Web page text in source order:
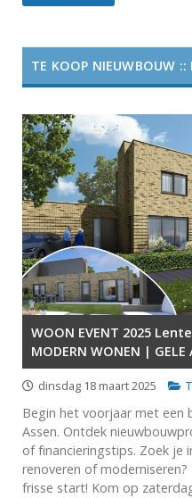
TE KOOP NIEUWBOUW ::
WOON EVENT 2025
MODERN WONEN | GELE
dinsdag 18 maart 2025
Begin het voorjaar met een
Assen. Ontdek
of financieringstips. Zoek je
renoveren of
frisse start! Kom op